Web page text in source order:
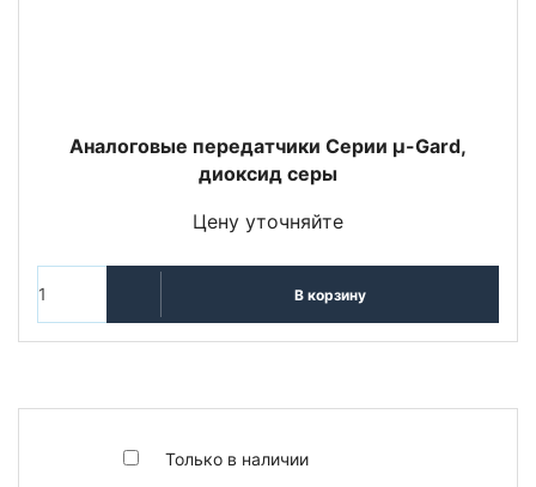
Только в наличии
Аналоговые передатчики Серии µ-Gard,
диоксид серы
Цену уточняйте
В корзину